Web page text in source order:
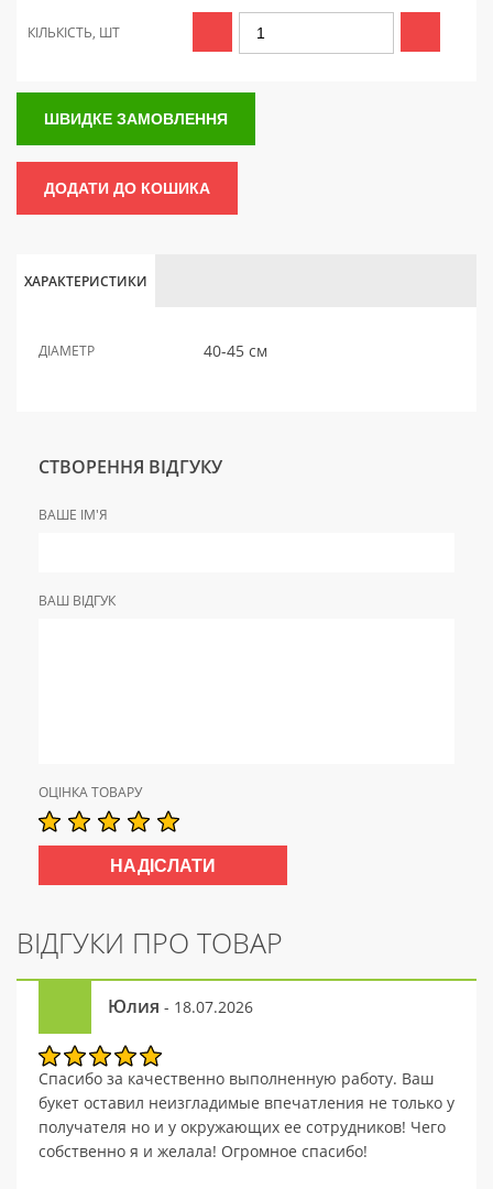
КІЛЬКІСТЬ, ШТ
ШВИДКЕ ЗАМОВЛЕННЯ
ДОДАТИ ДО КОШИКА
ХАРАКТЕРИСТИКИ
ДІАМЕТР 40-45 см
СТВОРЕННЯ ВІДГУКУ
ВАШЕ ІМ'Я
ВАШ ВІДГУК
ОЦІНКА ТОВАРУ
ВІДГУКИ ПРО ТОВАР
Юлия - 18.07.2026
Спасибо за качественно выполненную работу. Ваш
букет оставил неизгладимые впечатления не только у
получателя но и у окружающих ее сотрудников! Чего
собственно я и желала! Огромное спасибо!